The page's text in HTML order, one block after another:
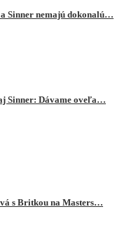
Sinner nemajú dokonalú…
Sinner: Dávame oveľa…
s Britkou na Masters…